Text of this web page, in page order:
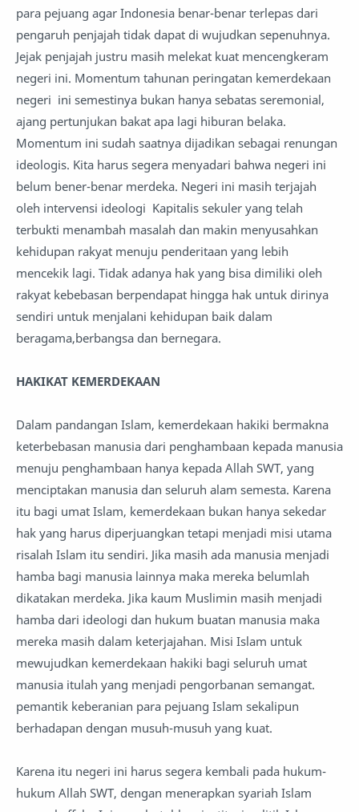
para pejuang agar Indonesia benar-benar terlepas dari
pengaruh penjajah tidak dapat di wujudkan sepenuhnya.
Jejak penjajah justru masih melekat kuat mencengkeram
negeri ini. Momentum tahunan peringatan kemerdekaan
negeri ini semestinya bukan hanya sebatas seremonial,
ajang pertunjukan bakat apa lagi hiburan belaka.
Momentum ini sudah saatnya dijadikan sebagai renungan
ideologis. Kita harus segera menyadari bahwa negeri ini
belum bener-benar merdeka. Negeri ini masih terjajah
oleh intervensi ideologi Kapitalis sekuler yang telah
terbukti menambah masalah dan makin menyusahkan
kehidupan rakyat menuju penderitaan yang lebih
mencekik lagi. Tidak adanya hak yang bisa dimiliki oleh
rakyat kebebasan berpendapat hingga hak untuk dirinya
sendiri untuk menjalani kehidupan baik dalam
beragama,berbangsa dan bernegara.
HAKIKAT KEMERDEKAAN
Dalam pandangan Islam, kemerdekaan hakiki bermakna
keterbebasan manusia dari penghambaan kepada manusia
menuju penghambaan hanya kepada Allah SWT, yang
menciptakan manusia dan seluruh alam semesta. Karena
itu bagi umat Islam, kemerdekaan bukan hanya sekedar
hak yang harus diperjuangkan tetapi menjadi misi utama
risalah Islam itu sendiri. Jika masih ada manusia menjadi
hamba bagi manusia lainnya maka mereka belumlah
dikatakan merdeka. Jika kaum Muslimin masih menjadi
hamba dari ideologi dan hukum buatan manusia maka
mereka masih dalam keterjajahan. Misi Islam untuk
mewujudkan kemerdekaan hakiki bagi seluruh umat
manusia itulah yang menjadi pengorbanan semangat.
pemantik keberanian para pejuang Islam sekalipun
berhadapan dengan musuh-musuh yang kuat.
Karena itu negeri ini harus segera kembali pada hukum-
hukum Allah SWT, dengan menerapkan syariah Islam